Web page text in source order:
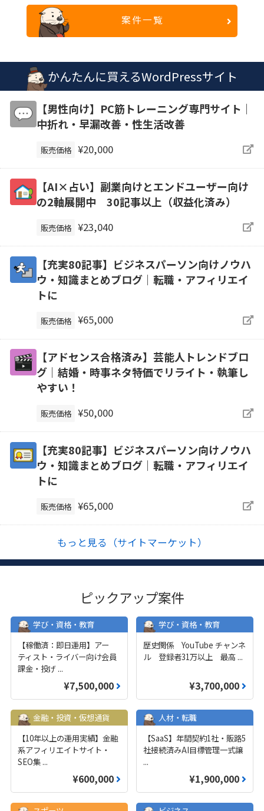
案件一覧
かんたんに買えるWordPressサイト
【男性向け】PC筋トレーニング専門サイト｜
中折れ・早漏改善・性生活改善
販売価格 ¥20,000
【AI×占い】副業向けとエンドユーザー向け
の2軸展開中 30記事以上（収益化済み）
販売価格 ¥23,040
【充実80記事】ビジネスパーソン向けノウハ
ウ・知識まとめブログ｜転職・アフィリエイ
トに
販売価格 ¥65,000
【アドセンス合格済み】芸能人トレンドブロ
グ｜結婚・時事ネタ特価でリライト・執筆し
やすい！
販売価格 ¥50,000
【充実80記事】ビジネスパーソン向けノウハ
ウ・知識まとめブログ｜転職・アフィリエイ
トに
販売価格 ¥65,000
もっと見る（サイトマーケット）
ピックアップ案件
学び・資格・教育
【稼働済：即日運用】アー
ティスト・ライバー向け会員
課金・投げ ...
¥7,500,000
学び・資格・教育
歴史関係 YouTube チャンネ
ル 登録者31万以上 最高 ...
¥3,700,000
金融・投資・仮想通貨
【10年以上の運用実績】金融
系アフィリエイトサイト・
SEO集 ...
¥600,000
人材・転職
【SaaS】年間契約1社・販路5
社接続済みAI目標管理一式譲
...
¥1,900,000